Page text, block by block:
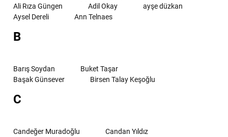
Ali Rıza Güngen
Adil Okay
ayşe düzkan
Aysel Dereli
Ann Telnaes
B
Barış Soydan
Buket Taşar
Başak Günsever
Birsen Talay Keşoğlu
C
Candeğer Muradoğlu
Candan Yıldız